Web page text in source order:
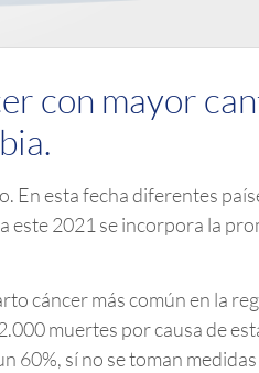
con mayor
En esta fecha diferentes
2021 se incorpora la
cáncer más común en la
muertes por causa de
60%, sí no se toman